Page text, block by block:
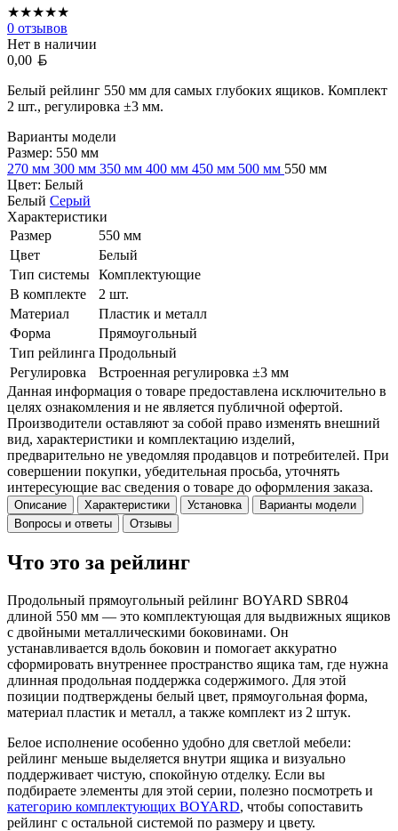
★★★★★
0 отзывов
Нет в наличии
0,00
Белый рейлинг 550 мм для самых глубоких ящиков. Комплект
2 шт., регулировка ±3 мм.
Варианты модели
Размер: 550 мм
270 мм 300 мм 350 мм 400 мм 450 мм 500 мм 550 мм
Цвет: Белый
Белый Серый
Характеристики
Размер
550 мм
Цвет
Белый
Тип системы Комплектующие
В комплекте
2 шт.
Материал
Пластик и металл
Форма
Прямоугольный
Тип рейлинга Продольный
Регулировка
Встроенная регулировка ±3 мм
Данная информация о товаре предоставлена исключительно в
целях ознакомления и не является публичной офертой.
Производители оставляют за собой право изменять внешний
вид, характеристики и комплектацию изделий,
предварительно не уведомляя продавцов и потребителей. При
совершении покупки, убедительная просьба, уточнять
интересующие вас сведения о товаре до оформления заказа.
Описание Характеристики Установка
Варианты модели
Вопросы и ответы
Отзывы
Что это за рейлинг
Продольный прямоугольный рейлинг BOYARD SBR04
длиной 550 мм — это комплектующая для выдвижных ящиков
с двойными металлическими боковинами. Он
устанавливается вдоль боковин и помогает аккуратно
сформировать внутреннее пространство ящика там, где нужна
длинная продольная поддержка содержимого. Для этой
позиции подтверждены белый цвет, прямоугольная форма,
материал пластик и металл, а также комплект из 2 штук.
Белое исполнение особенно удобно для светлой мебели:
рейлинг меньше выделяется внутри ящика и визуально
поддерживает чистую, спокойную отделку. Если вы
подбираете элементы для этой серии, полезно посмотреть и
категорию комплектующих BOYARD, чтобы сопоставить
рейлинг с остальной системой по размеру и цвету.